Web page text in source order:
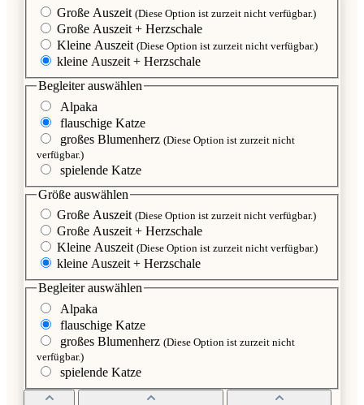
Große Auszeit (Diese Option ist zurzeit nicht verfügbar.)
Große Auszeit + Herzschale
Kleine Auszeit (Diese Option ist zurzeit nicht verfügbar.)
kleine Auszeit + Herzschale
Begleiterauswählen
Alpaka
flauschige Katze
großes Blumenherz (Diese Option ist zurzeit nicht
verfügbar.)
spielende Katze
Größe auswählen
Große Auszeit (Diese Option ist zurzeit nicht verfügbar.)
Große Auszeit + Herzschale
Kleine Auszeit (Diese Option ist zurzeit nicht verfügbar.)
kleine Auszeit + Herzschale
Begleiterauswählen
Alpaka
flauschige Katze
großes Blumenherz (Diese Option ist zurzeit nicht
verfügbar.)
spielende Katze